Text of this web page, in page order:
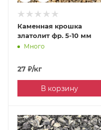
Каменная крошка
златолит фр. 5-10 мм
Много
27 ₽/кг
В корзину